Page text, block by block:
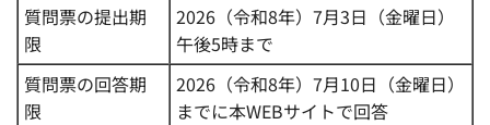
質問票の提出期
限
2026（令和8年）7月3日（金曜日）
午後5時まで
質問票の回答期
限
2026（令和8年）7月10日（金曜日）
までに本WEBサイトで回答